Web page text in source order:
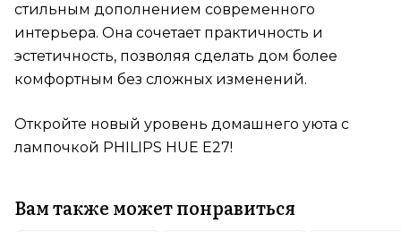
стильным дополнением современного
интерьера. Она сочетает практичность и
эстетичность, позволяя сделать дом более
комфортным без сложных изменений.
Откройте новый уровень домашнего уюта с
лампочкой PHILIPS HUE E27!
Вам также может понравиться